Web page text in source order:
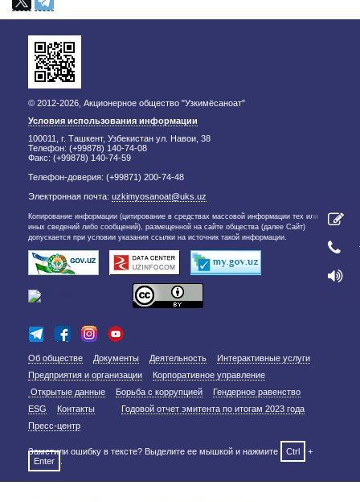
© 2012-2026, Акционерное общество "Узкимёсаноат"
Условия использования информации
100011, г. Ташкент, Узбекистан ул. Навои, 38
Телефон: (+99878) 140-74-08
Факс: (+99878) 140-74-59
Телефон-доверия: (+99871) 200-74-48
Электронная почта: uzkimyosanoat@uks.uz
Копирование информации (цитирование в средствах массовой информации тех или
иных сведений либо сообщений), размещенной на сайте общества (далее Сайт)
допускается при условии указания ссылки на источник такой информации.
Об обществе Документы Деятельность
Интерактивные услуги
Предприятия и организации
Корпоративное управление
Открытые данные
Борьба с коррупцией
Гендерное равенство
ESG
Контакты
Годовой отчет эмитента по итогам 2023 года
Пресс-центр
Заметили ошибку в тексте? Выделите ее мышкой и нажмите Ctrl
+
Enter